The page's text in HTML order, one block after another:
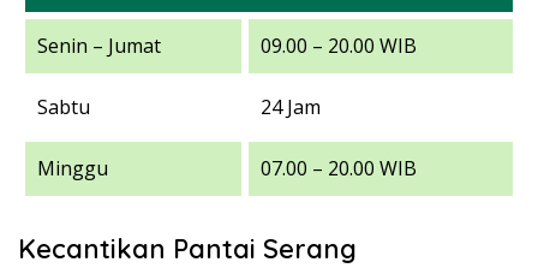
Senin – Jumat 09.00 – 20.00 WIB
Sabtu 24 Jam
Minggu 07.00 – 20.00 WIB
Kecantikan Pantai Serang